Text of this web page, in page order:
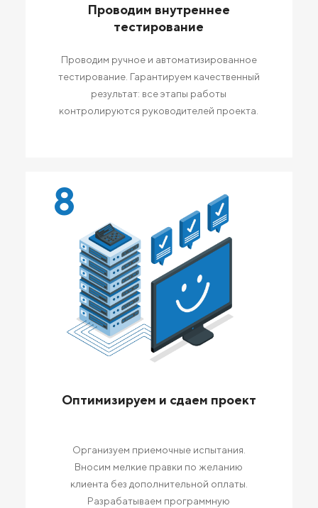
Проводим внутреннее
тестирование
Проводим ручное и автоматизированное
тестирование. Гарантируем качественный
результат: все этапы работы
контролируются руководителей проекта.
8
Оптимизируем и сдаем проект
Организуем приемочные испытания.
Вносим мелкие правки по желанию
клиента без дополнительной оплаты.
Разрабатываем программную